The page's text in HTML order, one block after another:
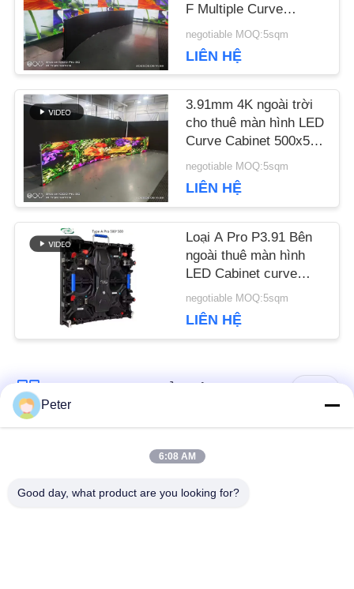
TIN
TỨC
TẤT
CẢ
CÁC
TRƯỜNG
BLOG
YÊU
CẦU
GIÁ
F Multiple Curve
Cabinet
negotiable MOQ:5sqm
LIÊN HỆ
3.91mm 4K ngoài trời
cho thuê màn hình LED
Curve Cabinet 500x500
500x1000mm
negotiable MOQ:5sqm
LIÊN HỆ
Loại A Pro P3.91 Bên
ngoài thuê màn hình
LED Cabinet curve
500x500 / 500x1000
Với hai khóa
negotiable MOQ:5sqm
LIÊN HỆ
Danh mục phổ biến
Màn hình LED cố
Peter
6:08 AM
Good day, what product are you looking for?